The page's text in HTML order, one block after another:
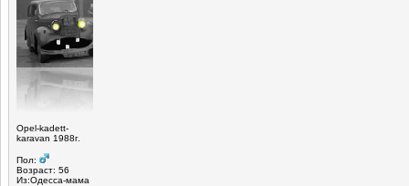
Opel-kadett-
karavan 1988г.
Пол:
Возраст: 56
Из:Одесса-мама